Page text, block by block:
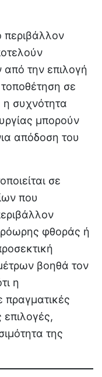
περιβάλλον
από την επιλογή
σε
συχνότητα
μπορούν
απόδοση του
σε
που
φθοράς ή
βοηθά τον
η
πραγματικές
επιλογές,
της